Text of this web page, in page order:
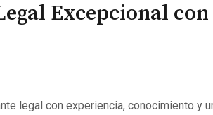
Excepcional con
legal con experiencia, conocimiento y